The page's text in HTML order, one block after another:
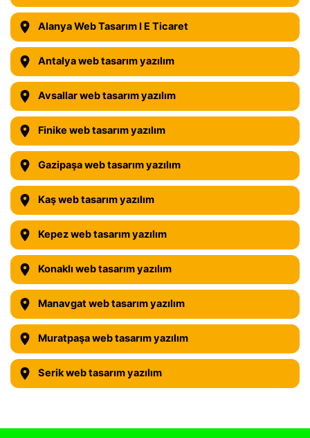
Alanya Web Tasarım I E Ticaret
Antalya web tasarım yazılım
Avsallar web tasarım yazılım
Finike web tasarım yazılım
Gazipaşa web tasarım yazılım
Kaş web tasarım yazılım
Kepez web tasarım yazılım
Konaklı web tasarım yazılım
Manavgat web tasarım yazılım
Muratpaşa web tasarım yazılım
Serik web tasarım yazılım